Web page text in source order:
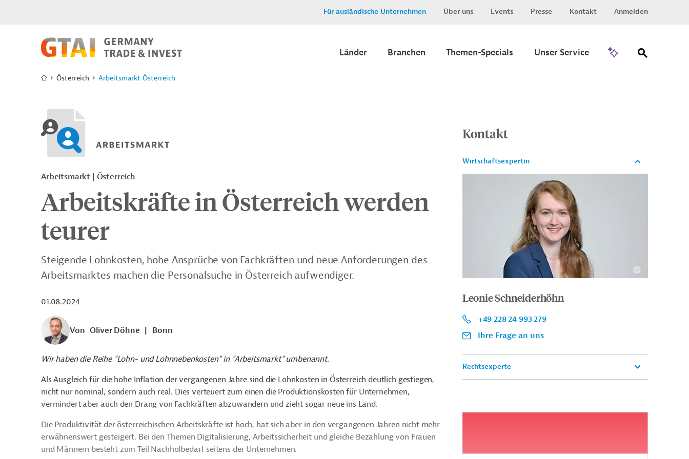
Für ausländische Unternehmen Über uns Events Presse Kontakt Anmelden
Länder Branchen Themen-Specials Unser Service
Österreich Arbeitsmarkt Österreich
Arbeitsmarkt | Österreich
Arbeitskräfte in Österreich werden
teurer
Steigende Lohnkosten, hohe Ansprüche von Fachkräften und neue Anforderungen des
Arbeitsmarktes machen die Personalsuche in Österreich aufwendiger.
01.08.2024
Von Oliver Döhne Bonn
Wir haben die Reihe "Lohn- und Lohnnebenkosten" in "Arbeitsmarkt" umbenannt.
Als Ausgleich für die hohe Inflation der vergangenen Jahre sind die Lohnkosten in Österreich deutlich gestiegen,
nicht nur nominal, sondern auch real. Dies verteuert zum einen die Produktionskosten für Unternehmen,
vermindert aber auch den Drang von Fachkräften abzuwandern und zieht sogar neue ins Land.
Die Produktivität der österreichischen Arbeitskräfte ist hoch, hat sich aber in den vergangenen Jahren nicht mehr
erwähnenswert gesteigert. Bei den Themen Digitalisierung, Arbeitssicherheit und gleiche Bezahlung von Frauen
und Männern besteht zum Teil Nachholbedarf seitens der Unternehmen.
Kontakt
Wirtschaftsexpertin
Leonie Schneiderhöhn
+49 228 24 993 279
Ihre Frage an uns
Rechtsexperte